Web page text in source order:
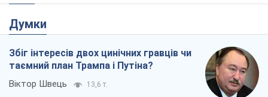
Думки
Збіг інтересів двох цинічних гравців чи
таємний план Трампа і Путіна?
Віктор Швець 13,6 т.